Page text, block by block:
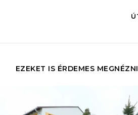
EZEKET IS ÉRDEMES MEGNÉZNI